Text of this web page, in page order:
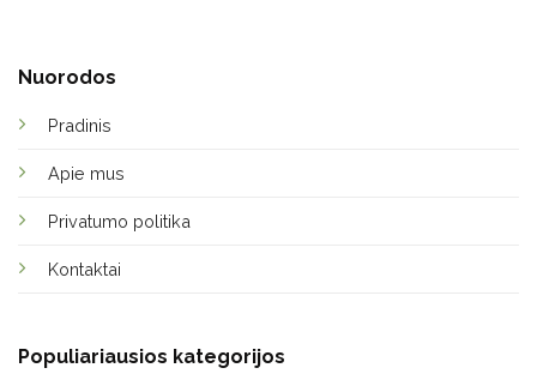
Nuorodos
Pradinis
Apie mus
Privatumo politika
Kontaktai
Populiariausios kategorijos